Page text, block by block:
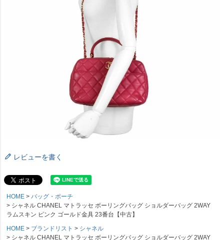
レビューを書く
HOME
バッグ・ポーチ
シャネル CHANEL マトラッセ ボーリングバッグ ショルダーバッグ 2WAY
ラムスキン ピンク ゴールド金具 23番台【中古】
HOME
ブランドリスト
シャネル
シャネル CHANEL マトラッセ ボーリングバッグ ショルダーバッグ 2WAY